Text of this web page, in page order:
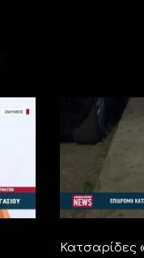
Κατσαρίδες